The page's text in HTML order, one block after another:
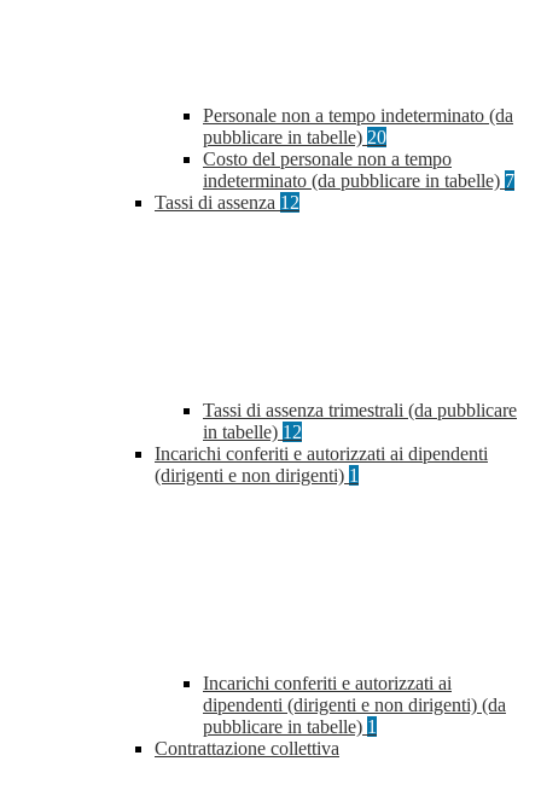
Personale non a tempo indeterminato (da
pubblicare in tabelle) 20
Costo del personale non a tempo
indeterminato (da pubblicare in tabelle) 7
Tassi di assenza 12
Tassi di assenza trimestrali (da pubblicare
in tabelle) 12
Incarichi conferiti e autorizzati ai dipendenti
(dirigenti e non dirigenti) 1
Incarichi conferiti e autorizzati ai
dipendenti (dirigenti e non dirigenti) (da
pubblicare in tabelle) 1
Contrattazione collettiva